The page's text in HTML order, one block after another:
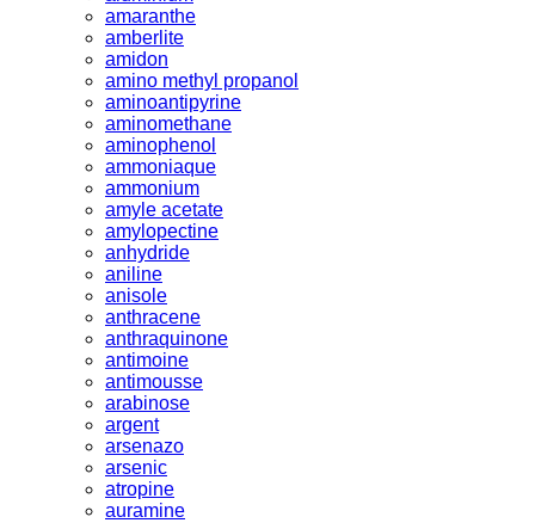
amaranthe
amberlite
amidon
amino methyl propanol
aminoantipyrine
aminomethane
aminophenol
ammoniaque
ammonium
amyle acetate
amylopectine
anhydride
aniline
anisole
anthracene
anthraquinone
antimoine
antimousse
arabinose
argent
arsenazo
arsenic
atropine
auramine